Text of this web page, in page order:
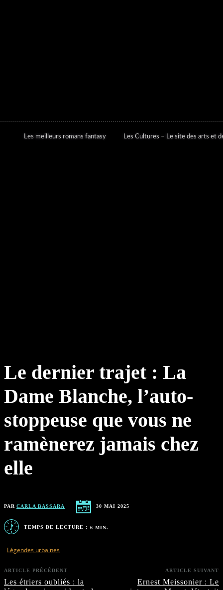
Les meilleurs romans fantasy Les Cultures – Le site des arts et
Le dernier trajet : La
Dame Blanche, l’auto-
stoppeuse que vous ne
ramènerez jamais chez
elle
PAR CARLA BASSARA 30 MAI 2025
TEMPS DE LECTURE : 6 MIN.
Légendes urbaines
ARTICLE PRÉCÉDENT
Les étriers oubliés : la
ARTICLE SUIVANT
Ernest Meissonier : Le